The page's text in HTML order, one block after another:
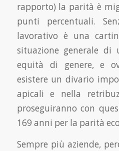
rapporto) la parità è
punti percentuali.
lavorativo è una
situazione generale di
equità di genere, e
esistere un divario
apicali e nella
proseguiranno con
169 anni per la parità
Sempre più aziende,